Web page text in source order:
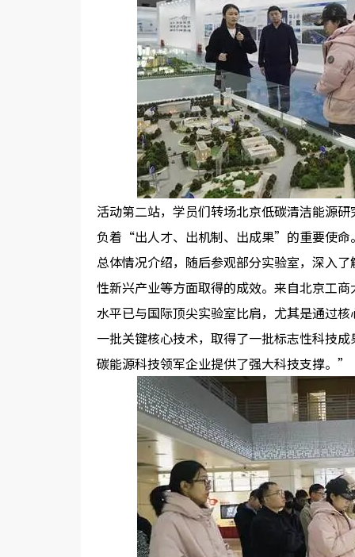
活动第二站，学员们转场北京低碳清洁能源
负着“出人才、出机制、出成果”的重要使命
总体情况介绍，随后参观部分实验室，深入
性新兴产业等方面取得的成效。 来自北京工
水平已与国际顶尖实验室比肩，尤其是通过核
一批关键核心技术，取得了一批标志性科技
碳能源科技领军企业提供了强大科技支撑。 ”